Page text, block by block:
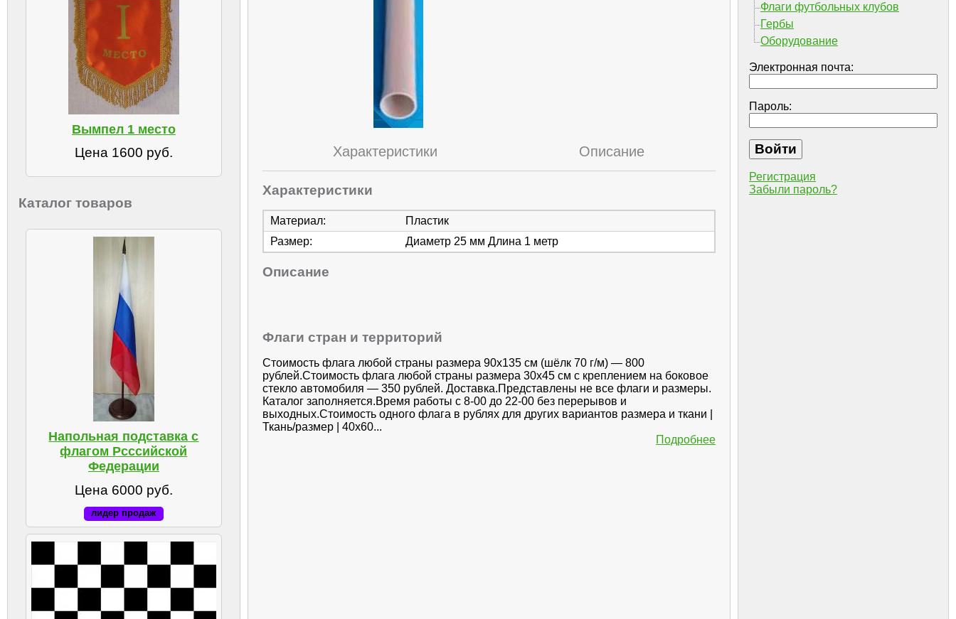
Характеристики Описание
Характеристики
Материал:
Пластик
Размер:
Диаметр 25 мм Длина 1 метр
Описание
Флаги стран и территорий
Стоимость флага любой страны размера 90х135 см (шёлк 70 г/м) — 800
рублей.Стоимость флага любой страны размера 30x45 см с креплением на боковое
стекло автомобиля — 350 рублей. Доставка.Представлены не все флаги и размеры.
Каталог заполняется.Время работы с 8-00 до 22-00 без перерывов и
выходных.Стоимость одного флага в рублях для других вариантов размера и ткани |
Ткань/размер | 40х60...
Подробнее
Вымпел 1 место
Цена 1600 руб.
Каталог товаров
Напольная подставка с
флагом Рсссийской
Федерации
Цена 6000 руб.
лидер продаж
Флаги футбольных клубов
Гербы
Оборудование
Электронная почта:
Пароль:
Регистрация
Забыли пароль?